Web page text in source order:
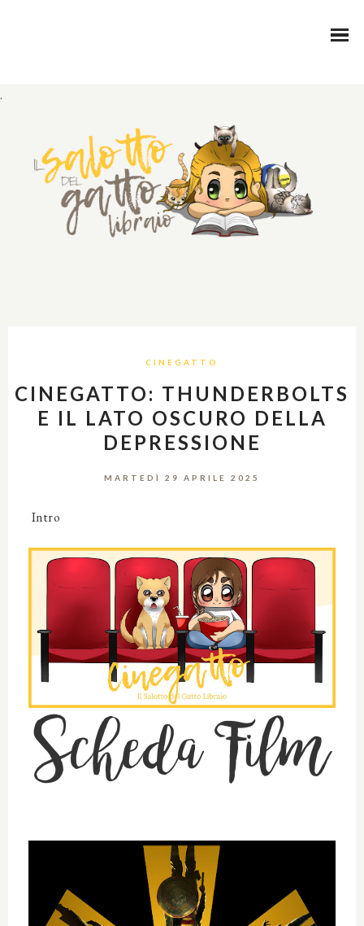
.
CINEGATTO
CINEGATTO: THUNDERBOLTS
E IL LATO OSCURO DELLA
DEPRESSIONE
MARTEDÌ 29 APRILE 2025
Intro
Scheda Film